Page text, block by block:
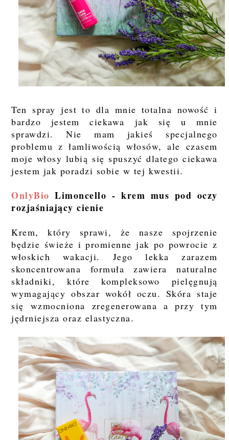
Ten spray jest to dla mnie totalna nowość i
bardzo jestem ciekawa jak się u mnie
sprawdzi. Nie mam jakieś specjalnego
problemu z łamliwością włosów, ale czasem
moje włosy lubią się spuszyć dlatego ciekawa
jestem jak poradzi sobie w tej kwestii.
OnlyBioLimoncello - krem mus pod oczy
rozjaśniający cienie
Krem, który sprawi, że nasze spojrzenie
będzie świeże i promienne jak po powrocie z
włoskich wakacji. Jego lekka zarazem
skoncentrowana formuła zawiera naturalne
składniki, które kompleksowo pielęgnują
wymagający obszar wokół oczu. Skóra staje
się wzmocniona zregenerowana a przy tym
jędrniejsza oraz elastyczna.